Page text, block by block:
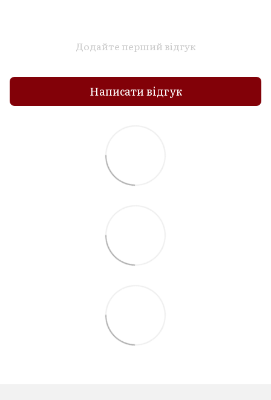
Додайте перший відгук
Написати відгук